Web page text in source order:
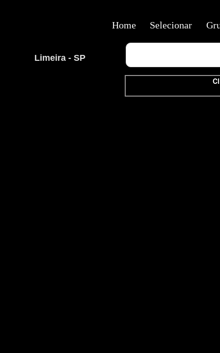
Limeira - SP
Home Selecionar